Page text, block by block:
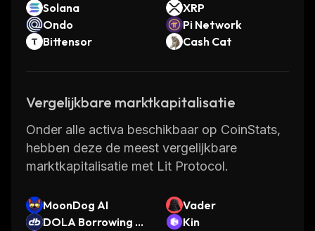
Solana
XRP
Ondo
Pi Network
Bittensor
Cash Cat
Vergelijkbare marktkapitalisatie
Onder alle activa beschikbaar op CoinStats,
hebben deze de meest vergelijkbare
marktkapitalisatie met Lit Protocol.
MoonDog AI
Vader
DOLA Borrowing Ri
Kin